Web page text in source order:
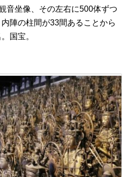
音坐像、その左右に500体ずつ
陣の柱間が33間あることから
国宝。